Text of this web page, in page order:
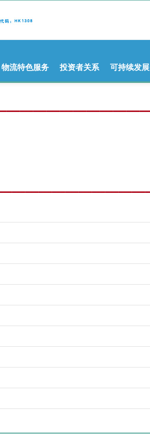
物流特色服务 投资者关系 可持续发展